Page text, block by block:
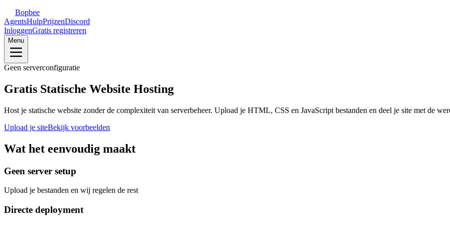
Bopbee
AgentsHulpPrijzenDiscord
InloggenGratis registreren
Menu
Geen serverconfiguratie
Gratis Statische Website Hosting
Host je statische website zonder de complexiteit van serverbeheer. Upload je HTML, CSS en JavaScript bestanden en deel je site met de
Upload je siteBekijk voorbeelden
Wat het eenvoudig maakt
Geen server setup
Upload je bestanden en wij regelen de rest
Directe deployment